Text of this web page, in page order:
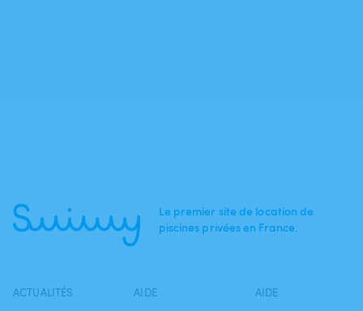
Le premier site de location de
piscines privées en France.
ACTUALITÉS AIDE AIDE